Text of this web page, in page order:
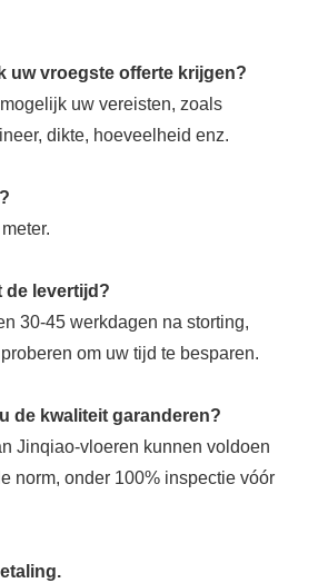
uw vroegste offerte krijgen?
uw vereisten, zoals
dikte, hoeveelheid enz.
de levertijd?
30-45 werkdagen na storting,
om uw tijd te besparen.
de kwaliteit garanderen?
Jinqiao-vloeren kunnen voldoen
norm, onder 100% inspectie vóór